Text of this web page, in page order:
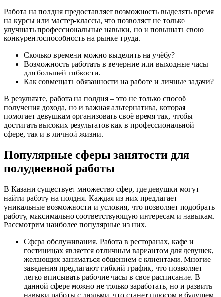
Работа на полдня предоставляет возможность выделять время
на курсы или мастер-классы, что позволяет не только
улучшать профессиональные навыки, но и повышать свою
конкурентоспособность на рынке труда.
Сколько времени можно выделить на учёбу?
Возможность работать в вечерние или выходные часы
для большей гибкости.
Как совмещать обязанности на работе и личные задачи?
В результате, работа на полдня – это не только способ
получения дохода, но и важная альтернатива, которая
помогает девушкам организовать своё время так, чтобы
достигать высоких результатов как в профессиональной
сфере, так и в личной жизни.
Популярные сферы занятости для
полудневной работы
В Казани существует множество сфер, где девушки могут
найти работу на полдня. Каждая из них предлагает
уникальные возможности и условия, что позволяет подобрать
работу, максимально соответствующую интересам и навыкам.
Рассмотрим наиболее популярные из них.
Сфера обслуживания. Работа в ресторанах, кафе и
гостиницах является отличным вариантом для девушек,
желающих заниматься общением с клиентами. Многие
заведения предлагают гибкий график, что позволяет
легко вписывать рабочие часы в свое расписание. В
данной сфере можно не только заработать, но и развить
навыки работы с людьми, что станет плюсом в будущем.